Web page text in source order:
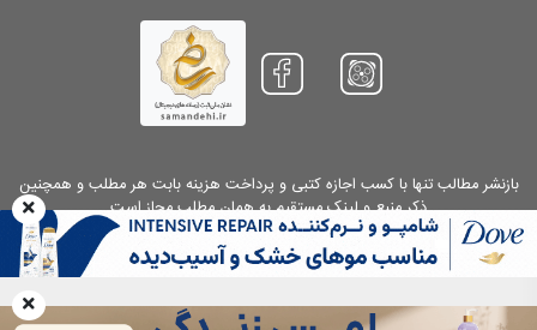
بازنشر مطالب تنها با کسب اجازه کتبی و پرداخت هزینه بابت هر مطلب و همچنین
ذکر منبع و لینک مستقیم به همان مطلب مجاز است
Copyright 2026. Chibepoosham.com. All Rights Reserved